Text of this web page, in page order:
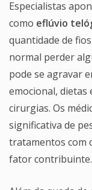
Especialistas
como eflúvio
quantidade de
normal perder
pode se agravar
emocional,
cirurgias. Os
significativa de
tratamentos com
fator contribuinte.